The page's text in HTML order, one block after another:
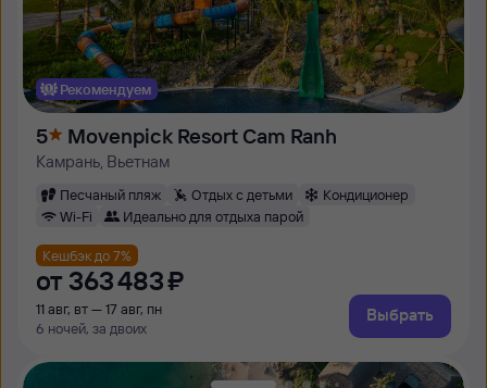
Рекомендуем
5 Movenpick Resort Cam Ranh
Камрань, Вьетнам
Песчаный пляж Отдых с детьми
Кондиционер
Wi-Fi
Идеально для отдыха парой
Кешбэк до 7%
от 363 ⁠483 ⁠₽
11 авг, вт — 17 авг, пн
6 ночей, за двоих
Выбрать